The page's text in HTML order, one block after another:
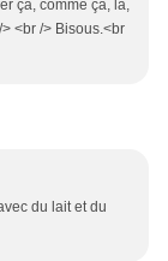
ça, comme ça, là,
<br /> Bisous.<br
du lait et du